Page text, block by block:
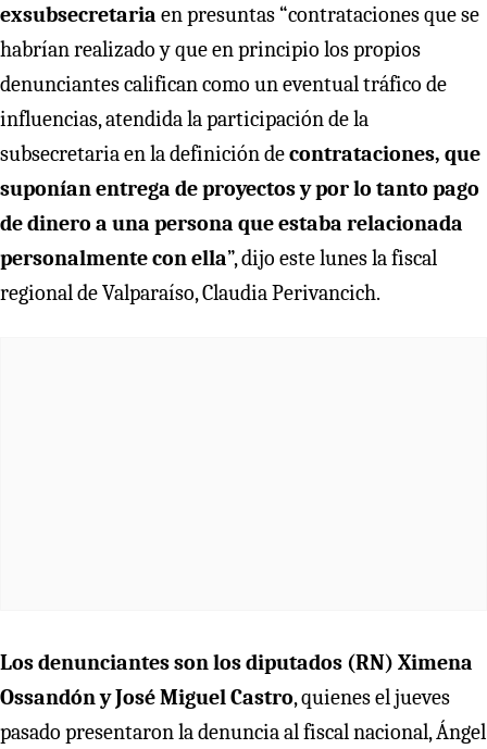
exsubsecretaria en presuntas “contrataciones que se
habrían realizado y que en principio los propios
denunciantes califican como un eventual tráfico de
influencias, atendida la participación de la
subsecretaria en la definición decontrataciones, que
suponían entrega de proyectos y por lo tanto pago
de dinero a una persona que estaba relacionada
personalmente con ella”, dijo este lunes la fiscal
regional de Valparaíso, Claudia Perivancich.
Los denunciantes son los diputados (RN) Ximena
Ossandón y José Miguel Castro, quienes el jueves
pasado presentaron la denuncia al fiscal nacional, Ángel